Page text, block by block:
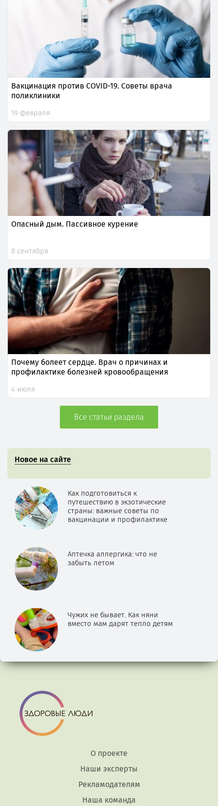
Вакцинация против COVID-19. Советы врача
поликлиники
19 февраля
Опасный дым. Пассивное курение
8 сентября
Почему болеет сердце. Врач о причинах и
профилактике болезней кровообращения
4 июля
Все статьи раздела
Новое на сайте
Как подготовиться к
путешествию в экзотические
страны: важные советы по
вакцинации и профилактике
Аптечка аллергика: что не
забыть летом
Чужих не бывает. Как няни
вместо мам дарят тепло детям
О проекте
Наши эксперты
Рекламодателям
Наша команда